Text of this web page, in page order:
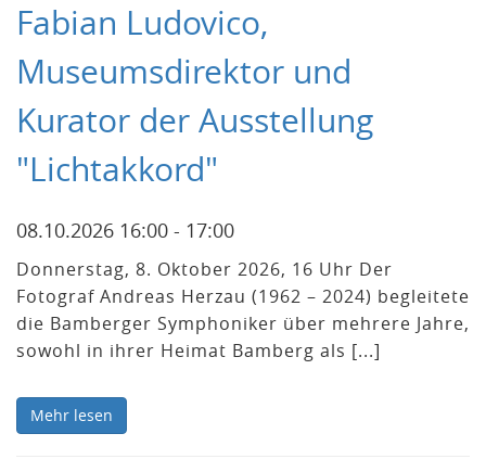
Fabian Ludovico,
Museumsdirektor und
Kurator der Ausstellung
"Lichtakkord"
08.10.2026 16:00 - 17:00
Donnerstag, 8. Oktober 2026, 16 Uhr Der
Fotograf Andreas Herzau (1962 – 2024) begleitete
die Bamberger Symphoniker über mehrere Jahre,
sowohl in ihrer Heimat Bamberg als [...]
Mehr lesen